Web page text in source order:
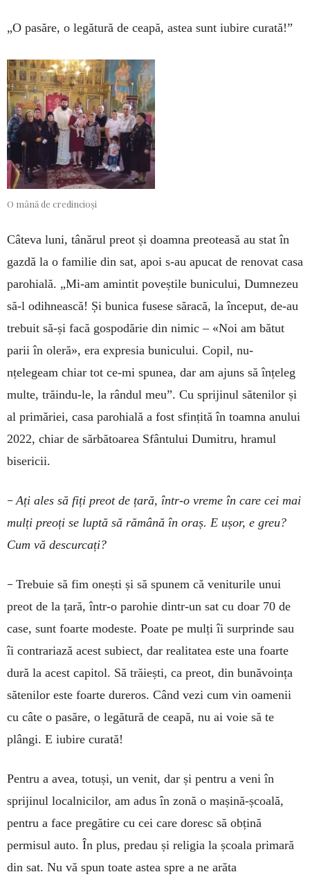
„O pasăre, o legătură de ceapă, astea sunt iubire curată!”
O mână de credincioși
Câteva luni, tânărul preot și doamna preoteasă au stat în
gazdă la o familie din sat, apoi s-au apucat de renovat casa
parohială. „Mi-am amintit poveștile bunicului, Dumnezeu
să-l odihnească! Și bunica fusese săracă, la început, de-au
trebuit să-și facă gospodărie din nimic – «Noi am bătut
parii în oleră», era expresia bunicului. Copil, nu-
nțelegeam chiar tot ce-mi spunea, dar am ajuns să înțeleg
multe, trăindu-le, la rândul meu”. Cu sprijinul sătenilor și
al primăriei, casa parohială a fost sfințită în toamna anului
2022, chiar de sărbătoarea Sfântului Dumitru, hramul
bisericii.
–Ați ales să fiți preot de țară, într-o vreme în care cei mai
mulți preoți se luptă să rămână în oraș. E ușor, e greu?
Cum vă descurcați?
– Trebuie să fim onești și să spunem că veniturile unui
preot de la țară, într-o parohie dintr-un sat cu doar 70 de
case, sunt foarte modeste. Poate pe mulți îi surprinde sau
îi contrariază acest subiect, dar realitatea este una foarte
dură la acest capitol. Să trăiești, ca preot, din bunăvoința
sătenilor este foarte dureros. Când vezi cum vin oamenii
cu câte o pasăre, o legătură de ceapă, nu ai voie să te
plângi. E iubire curată!
Pentru a avea, totuși, un venit, dar și pentru a veni în
sprijinul localnicilor, am adus în zonă o mașină-școală,
pentru a face pregătire cu cei care doresc să obțină
permisul auto. În plus, predau și religia la școala primară
din sat. Nu vă spun toate astea spre a ne arăta